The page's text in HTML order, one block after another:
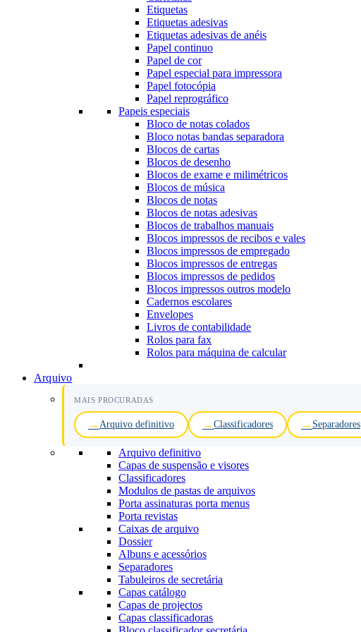
Etiquetas
Etiquetas adesivas
Etiquetas adesivas de anéis
Papel continuo
Papel de cor
Papel especial para impressora
Papel fotocópia
Papel reprográfico
Papeis especiais
Bloco de notas colados
Bloco notas bandas separadora
Blocos de cartas
Blocos de desenho
Blocos de exame e milimétricos
Blocos de música
Blocos de notas
Blocos de notas adesivas
Blocos de trabalhos manuais
Blocos impressos de recibos e vales
Blocos impressos de empregado
Blocos impressos de entregas
Blocos impressos de pedidos
Blocos impressos outros modelo
Cadernos escolares
Envelopes
Livros de contabilidade
Rolos para fax
Rolos para máquina de calcular
Arquivo
MAIS PROCURADAS
Arquivo definitivo Classificadores Separadores
Arquivo definitivo
Capas de suspensão e visores
Classificadores
Modulos de pastas de arquivos
Porta assinaturas porta menus
Porta revistas
Caixas de arquivo
Dossier
Albuns e acessórios
Separadores
Tabuleiros de secretária
Capas catálogo
Capas de projectos
Capas classificadoras